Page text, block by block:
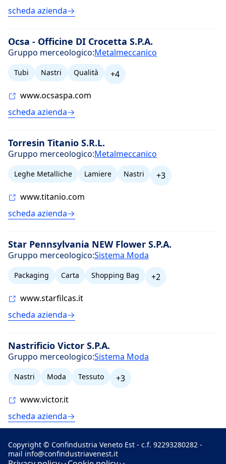
scheda azienda
Ocsa - Officine DI Crocetta S.P.A.
Gruppo merceologico:Metalmeccanico
Tubi Nastri Qualità
+4
www.ocsaspa.com
scheda azienda
Torresin Titanio S.R.L.
Gruppo merceologico:Metalmeccanico
Leghe Metalliche Lamiere Nastri
+3
www.titanio.com
scheda azienda
Star Pennsylvania NEW Flower S.P.A.
Gruppo merceologico:Sistema Moda
Packaging Carta Shopping Bag
+2
www.starfilcas.it
scheda azienda
Nastrificio Victor S.P.A.
Gruppo merceologico:Sistema Moda
Nastri Moda Tessuto
+3
www.victor.it
scheda azienda
Copyright © Confindustria Veneto Est - c.f. 92293280282 -
mail info@confindustriavenest.it